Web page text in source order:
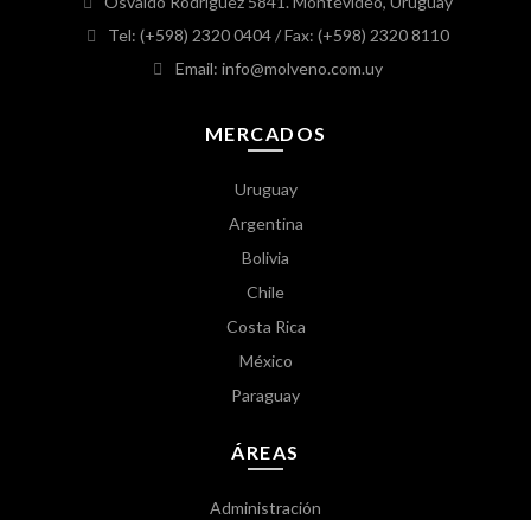
Tel: (+598) 2320 0404/ Fax: (+598) 2320 8110
Email: info@molveno.com.uy
MERCADOS
Uruguay
Argentina
Bolivia
Chile
Costa Rica
México
Paraguay
ÁREAS
Administración